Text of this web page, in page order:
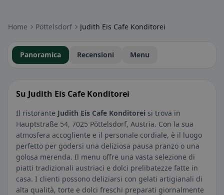
Home Pöttelsdorf Judith Eis Cafe Konditorei
Panoramica Recensioni Menu
Su Judith Eis Cafe Konditorei
Il ristorante Judith Eis Cafe Konditorei si trova in
Hauptstraße 54, 7025 Pöttelsdorf, Austria. Con la sua
atmosfera accogliente e il personale cordiale, è il luogo
perfetto per godersi una deliziosa pausa pranzo o una
golosa merenda. Il menu offre una vasta selezione di
piatti tradizionali austriaci e dolci prelibatezze fatte in
casa. I clienti possono deliziarsi con gelati artigianali di
alta qualità, torte e dolci freschi preparati giornalmente